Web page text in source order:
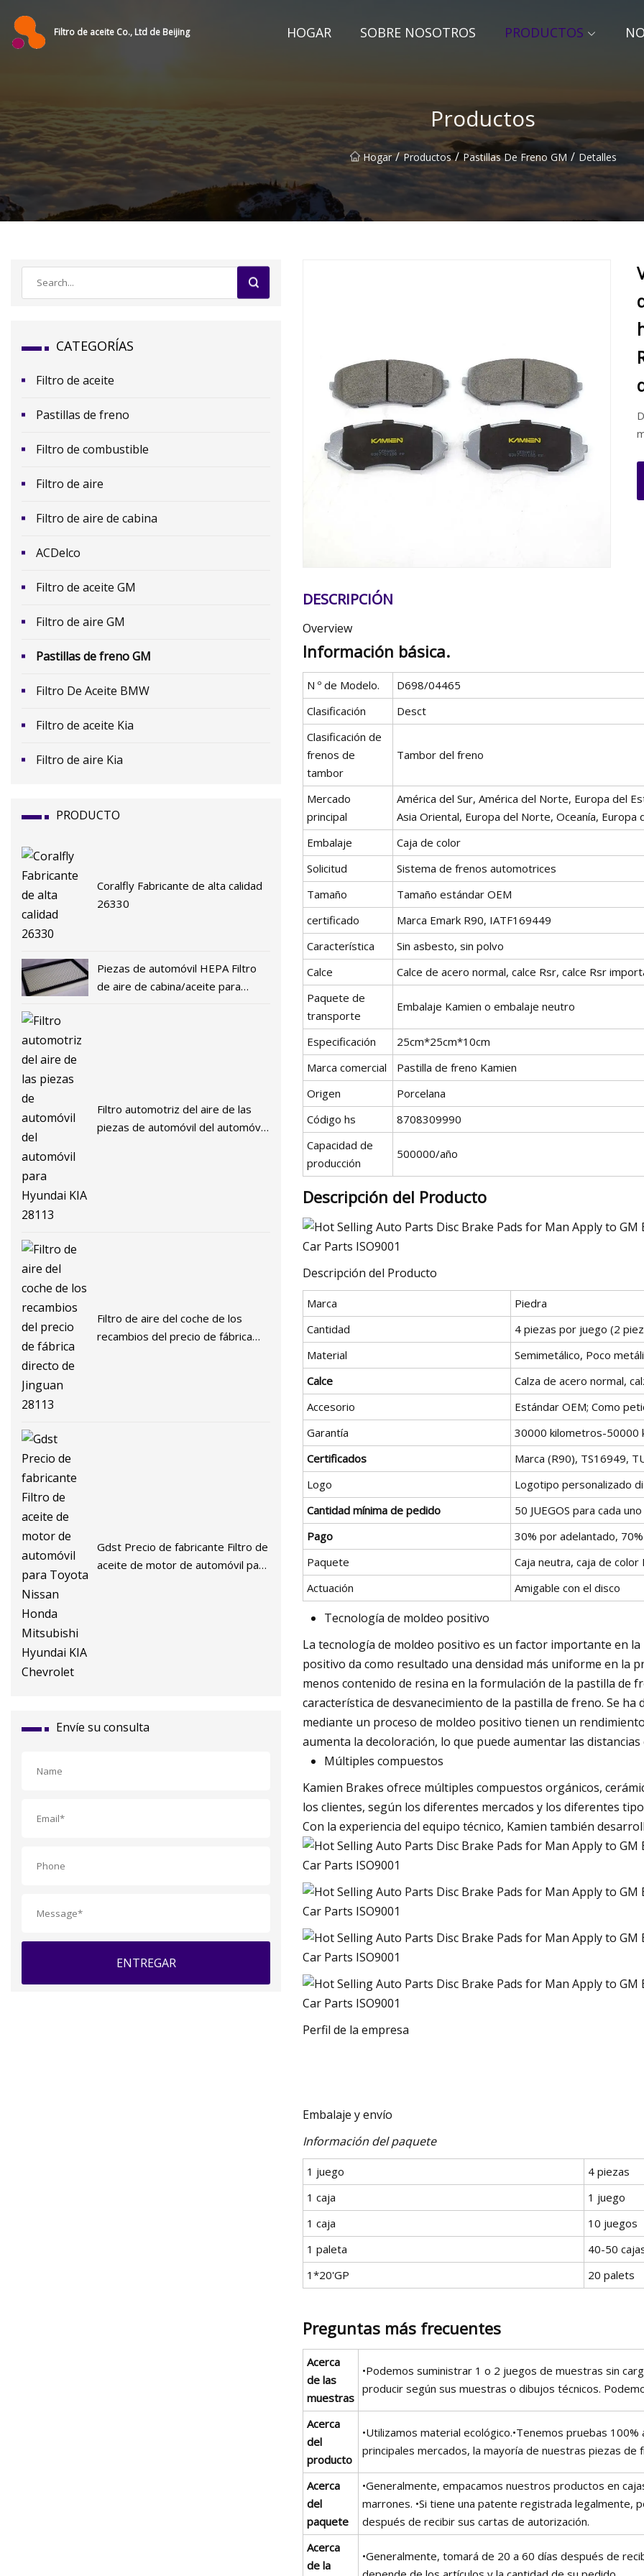
Filtro de aceite Co., Ltd de Beijing HOGAR SOBRE NOSOTROS PRODUCTOS
Productos
Hogar / Productos / Pastillas De Freno GM / Detalles
CATEGORÍAS
Filtro de aceite
Pastillas de freno
Filtro de combustible
​Filtro de aire
Filtro de aire de cabina
ACDelco
Filtro de aceite GM
Filtro de aire GM
Pastillas de freno GM
Filtro De Aceite BMW
Filtro de aceite Kia
Filtro de aire Kia
PRODUCTO
Coralfly Fabricante de alta calidad
26330
Piezas de automóvil HEPA Filtro
de aire de cabina/aceite para
Filtro automotriz del aire de las
piezas de automóvil del automóvil
Filtro de aire del coche de los
recambios del precio de fábrica
Gdst Precio de fabricante Filtro de
aceite de motor de automóvil para
Envíe su consulta
ENTREGAR
DESCRIPCIÓN
Overview
Información básica.
N º de Modelo.
D698/04465
Clasificación
Desct
Clasificación de
frenos de
tambor
Tambor del freno
Mercado
principal
América del Sur, América del Norte, Europa del
Asia Oriental, Europa del Norte, Oceanía, Europa
Embalaje
Caja de color
Solicitud
Sistema de frenos automotrices
Tamaño
Tamaño estándar OEM
certificado
Marca Emark R90, IATF169449
Característica
Sin asbesto, sin polvo
Calce
Calce de acero normal, calce Rsr, calce Rsr
Paquete de
transporte
Embalaje Kamien o embalaje neutro
Especificación
25cm*25cm*10cm
Marca comercial
Pastilla de freno Kamien
Origen
Porcelana
Código hs
8708309990
Capacidad de
producción
500000/año
Descripción del Producto
Descripción del Producto
Marca
Piedra
Cantidad
4 piezas por juego (2
Material
Semimetálico, Poco
Calce
Calza de acero normal,
Accesorio
Estándar OEM; Como
Garantía
30000 kilometros-50000
Certificados
Marca (R90), TS16949,
Logo
Logotipo personalizado
Cantidad mínima de pedido
50 JUEGOS para cada uno
Pago
30% por adelantado,
Paquete
Caja neutra, caja de
Actuación
Amigable con el disco
Tecnología de moldeo positivo
La tecnología de moldeo positivo es un factor importante en
positivo da como resultado una densidad más uniforme en la
menos contenido de resina en la formulación de la pastilla de
característica de desvanecimiento de la pastilla de freno. Se
mediante un proceso de moldeo positivo tienen un
aumenta la decoloración, lo que puede aumentar las
Múltiples compuestos
Kamien Brakes ofrece múltiples compuestos orgánicos,
los clientes, según los diferentes mercados y los diferentes
Con la experiencia del equipo técnico, Kamien también
Perfil de la empresa
Embalaje y envío
Información del paquete
1 juego
4 piezas
1 caja
1 juego
1 caja
10 juegos
1 paleta
40-50
1*20'GP
20 palets
Preguntas más frecuentes
Acerca
de las
muestras
•Podemos suministrar 1 o 2 juegos de muestras sin
producir según sus muestras o dibujos técnicos.
Acerca
del
producto
•Utilizamos material ecológico.•Tenemos pruebas
principales mercados, la mayoría de nuestras piezas
Acerca
del
paquete
•Generalmente, empacamos nuestros productos en
marrones. •Si tiene una patente registrada legalmente,
después de recibir sus cartas de autorización.
Acerca
de la
•Generalmente, tomará de 20 a 60 días después de